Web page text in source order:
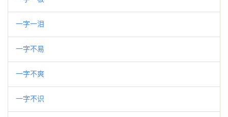
一字一泪
一字不易
一字不爽
一字不识